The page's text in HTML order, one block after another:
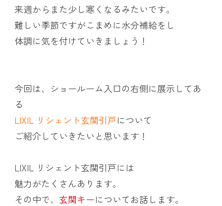
来週からまた少し寒くなるみたいです。
難しい季節ですがこまめに水分補給をし
体調に気を付けていきましょう！
今回は、ショールーム入口の右側に展示してあ
る
LIXIL リシェント玄関引戸について
ご紹介していきたいと思います！
LIXIL リシェント玄関引戸には
魅力がたくさんあります。
その中で、 玄関キーについてお話します。